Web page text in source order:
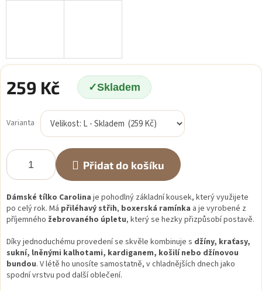
259 Kč Skladem
cena:
Varianta
Přidat do košíku
Dámské tílko Carolina je pohodlný základní kousek, který využijete
po celý rok. Má přiléhavý střih, boxerská ramínka a je vyrobené z
příjemného žebrovaného úpletu, který se hezky přizpůsobí postavě.
Díky jednoduchému provedení se skvěle kombinuje s džíny, kraťasy,
sukní, lněnými kalhotami, kardiganem, košilí nebo džínovou
bundou. V létě ho unosíte samostatně, v chladnějších dnech jako
spodní vrstvu pod další oblečení.